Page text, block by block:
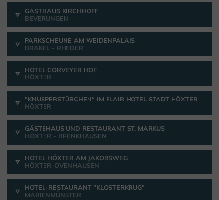
GASTHAUS KIRCHHOFF
BEVERUNGEN
PARKSCHEUNE AM WEIDENPALAIS
BRAKEL - RHEDER
HOTEL CORVEYER HOF
HÖXTER
"KNUSPERSTÜBCHEN“ IM FLAIR HOTEL STADT HÖXTER
HÖXTER
GÄSTEHAUS UND RESTAURANT ST. MARKUS
HÖXTER - BRENKHAUSEN
HOTEL HÖXTER AM JAKOBSWEG
HÖXTER-OVENHAUSEN
HOTEL-RESTAURANT "KLOSTERKRUG"
MARIENMÜNSTER